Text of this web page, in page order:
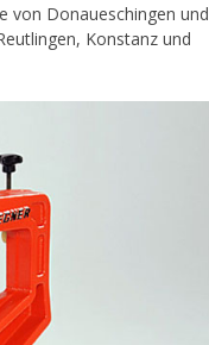
von Donaueschingen und
Konstanz und